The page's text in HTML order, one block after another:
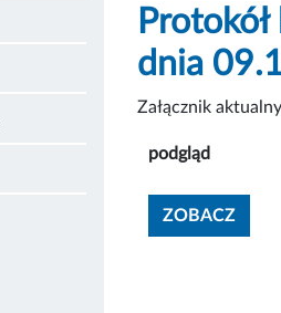
dnia
Załącznik
podgląd
ZOBACZ